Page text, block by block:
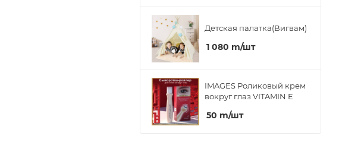
Детская палатка(Вигвам)
1 080 m/шт
IMAGES Роликовый крем
вокруг глаз VITAMIN E
50 m/шт